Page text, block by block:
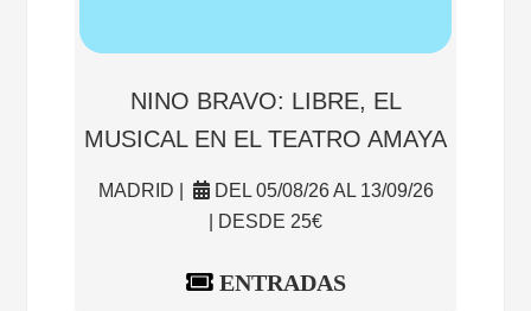
NINO BRAVO: LIBRE, EL
MUSICAL EN EL TEATRO AMAYA
MADRID |
DEL 05/08/26 AL 13/09/26
| DESDE 25€
ENTRADAS